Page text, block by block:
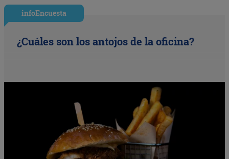
infoEncuesta
¿Cuáles son los antojos de la oficina?